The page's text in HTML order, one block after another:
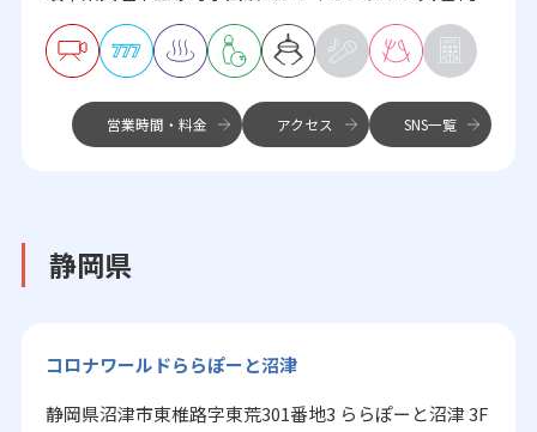
営業時間・料金 アクセス SNS一覧
静岡県
コロナワールドららぽーと沼津
静岡県沼津市東椎路字東荒301番地3 ららぽーと沼津 3F